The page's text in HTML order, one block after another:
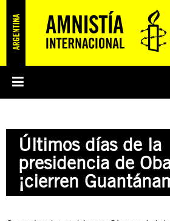
PREGUNTAS FRECUENTES
ÁREAS TEMÁTICAS
JUSTICIA INTERNACIONAL
EDUCACIÓN EN DERECHOS HUMANOS Y
PRENSA
SUSCRIBITE
PREGUNTAS FRECUENTES
Últimos días de la
presidencia de
¡cierren